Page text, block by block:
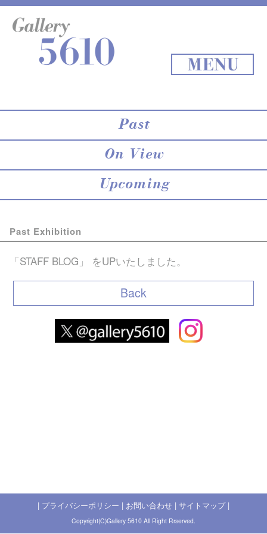
MENU
Exhibition
About 5610
Archives
Map
online store
Staff Blog
Past
On View
Upcoming
Past Exhibition
「STAFF BLOG」 をUPいたしました。
Back
| プライバシーポリシー | お問い合わせ | サイトマップ |
Copyright(C)Gallery 5610 All Right Rrserved.